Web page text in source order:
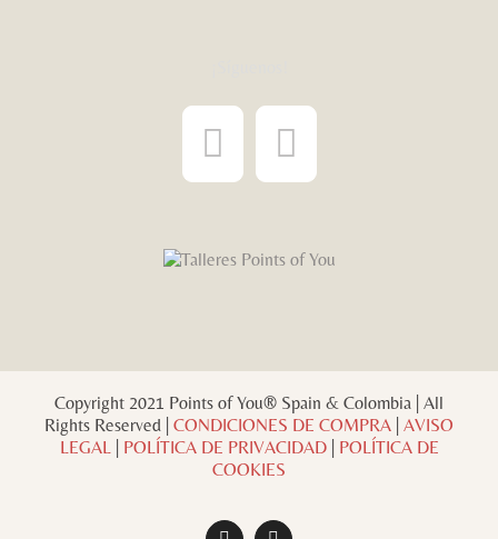
Copyright 2021 Points of You® Spain & Colombia | All
Rights Reserved | CONDICIONES DE COMPRA AVISO
LEGAL| POLÍTICA DE PRIVACIDAD| POLÍTICA DE
COOKIES